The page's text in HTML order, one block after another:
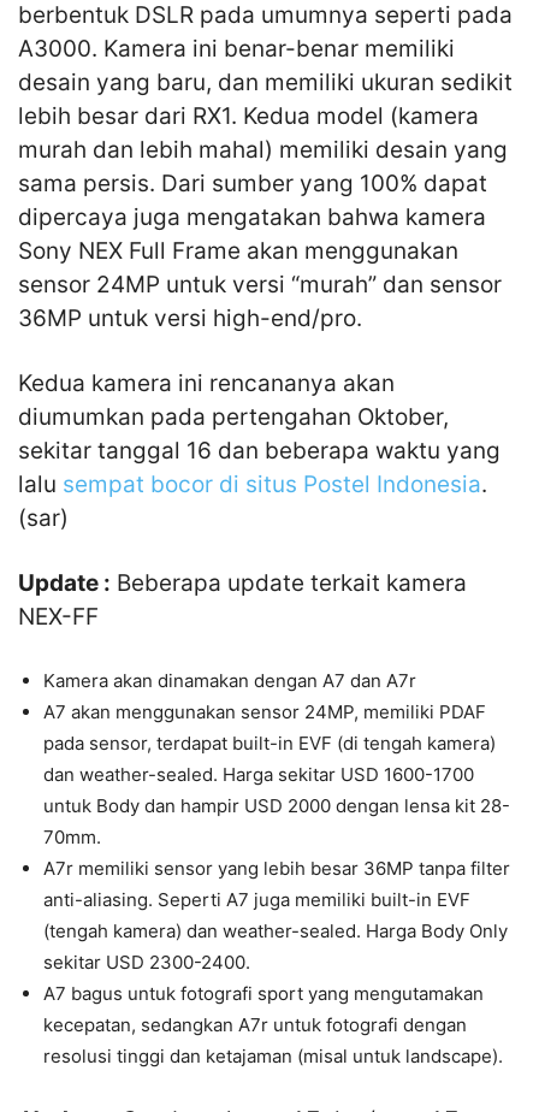
berbentuk DSLR pada umumnya seperti pada
A3000. Kamera ini benar-benar memiliki
desain yang baru, dan memiliki ukuran sedikit
lebih besar dari RX1. Kedua model (kamera
murah dan lebih mahal) memiliki desain yang
sama persis. Dari sumber yang 100% dapat
dipercaya juga mengatakan bahwa kamera
Sony NEX Full Frame akan menggunakan
sensor 24MP untuk versi “murah” dan sensor
36MP untuk versi high-end/pro.
Kedua kamera ini rencananya akan
diumumkan pada pertengahan Oktober,
sekitar tanggal 16 dan beberapa waktu yang
lalu sempat bocor di situs Postel Indonesia.
(sar)
Update : Beberapa update terkait kamera
NEX-FF
Kamera akan dinamakan dengan A7 dan A7r
A7 akan menggunakan sensor 24MP, memiliki PDAF
pada sensor, terdapat built-in EVF (di tengah kamera)
dan weather-sealed. Harga sekitar USD 1600-1700
untuk Body dan hampir USD 2000 dengan lensa kit 28-
70mm.
A7r memiliki sensor yang lebih besar 36MP tanpa filter
anti-aliasing. Seperti A7 juga memiliki built-in EVF
(tengah kamera) dan weather-sealed. Harga Body Only
sekitar USD 2300-2400.
A7 bagus untuk fotografi sport yang mengutamakan
kecepatan, sedangkan A7r untuk fotografi dengan
resolusi tinggi dan ketajaman (misal untuk landscape).